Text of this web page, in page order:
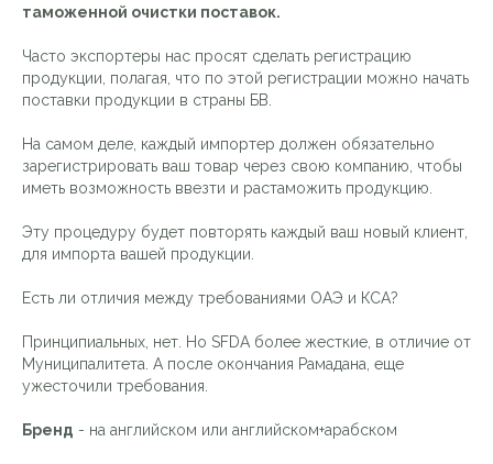
таможенной очистки поставок.
Часто экспортеры нас просят сделать регистрацию
продукции, полагая, что по этой регистрации можно начать
поставки продукции в страны БВ.
На самом деле, каждый импортер должен обязательно
зарегистрировать ваш товар через свою компанию, чтобы
иметь возможность ввезти и растаможить продукцию.
Эту процедуру будет повторять каждый ваш новый клиент,
для импорта вашей продукции.
Есть ли отличия между требованиями ОАЭ и КСА?
Принципиальных, нет. Но SFDA более жесткие, в отличие от
Муниципалитета. А после окончания Рамадана, еще
ужесточили требования.
Бренд - на английском или английском+арабском